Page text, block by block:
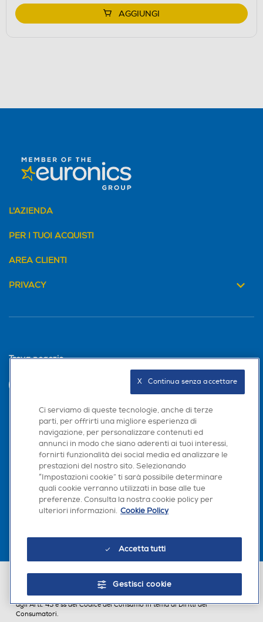
AGGIUNGI
L'AZIENDA
PER I TUOI ACQUISTI
AREA CLIENTI
PRIVACY
Trova negozio
INVIA
Seguici sui social
Scarica la nostra app
Euronics Italia SpA. Sede legale Via Montefeltro, 6/a 20156 Milano
Partita Iva, Codice Fiscale e iscrizione CCIAA Milano Monza Brianza Lodi
n. 13337170156. Codice intermediario SDI: HHBD9AK. Vendite soggette
agli Artt. 45 e ss del Codice del Consumo in tema di Diritti dei
Consumatori.
Ci serviamo di queste tecnologie, anche di terze
parti, per offrirti una migliore esperienza di
navigazione, per personalizzare contenuti ed
annunci in modo che siano aderenti ai tuoi interessi,
fornirti funzionalità dei social media ed analizzare le
prestazioni del nostro sito. Selezionando
“Impostazioni cookie” ti sarà possibile determinare
quali cookie verranno utilizzati in base alle tue
preferenze. Consulta la nostra cookie policy per
ulteriori informazioni. Cookie Policy
Accetta tutti
Gestisci cookie
X   Continua senza accettare